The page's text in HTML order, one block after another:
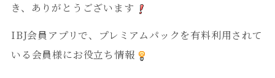
き、ありがとうございます
IBJ会員アプリで、プレミアムパックを有料利用されて
いる会員様にお役立ち情報